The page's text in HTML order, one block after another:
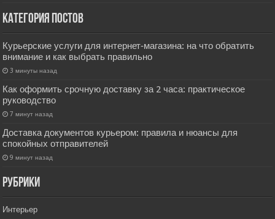
Категория постов
Курьерские услуги для интернет‑магазина: на что обратить
внимание и как выбрать правильно
3 минуты назад
Как оформить срочную доставку за 2 часа: практическое
руководство
7 минут назад
Доставка документов курьером: правила и нюансы для
спокойных отправителей
9 минут назад
РУбрики
Интерьер